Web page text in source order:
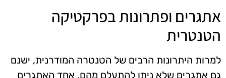
אתגרים ופתרונות בפרקטיקה
הטנטרית
למרות היתרונות הרבים של הטנטרה המודרנית, ישנם
גם אתגרים שלא ניתן להתעלם מהם. אחד האתגרים